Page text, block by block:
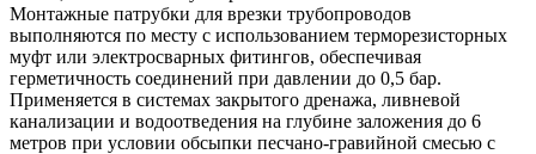
Монтажные патрубки для врезки трубопроводов
выполняются по месту с использованием терморезисторных
муфт или электросварных фитингов, обеспечивая
герметичность соединений при давлении до 0,5 бар.
Применяется в системах закрытого дренажа, ливневой
канализации и водоотведения на глубине заложения до 6
метров при условии обсыпки песчано-гравийной смесью с